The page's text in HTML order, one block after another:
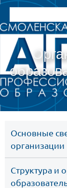
Основные
организации
Cтруктура и